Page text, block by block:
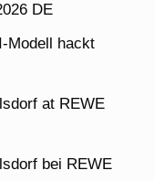
DE
Modell hackt
at REWE
bei REWE